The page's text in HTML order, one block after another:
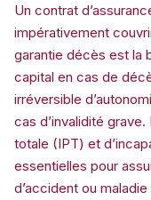
Un contrat
impérativement
garantie décès est la
capital en cas de
irréversible
cas d’invalidité
totale (IPT) et
essentielles pour
d’accident ou